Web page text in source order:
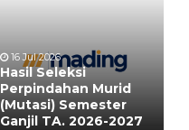
16 Jul 2026
Hasil Seleksi
Perpindahan Murid
(Mutasi) Semester
Ganjil TA. 2026-2027